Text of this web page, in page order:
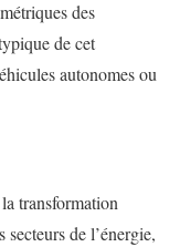
des
de cet
autonomes ou
transformation
de l’énergie,